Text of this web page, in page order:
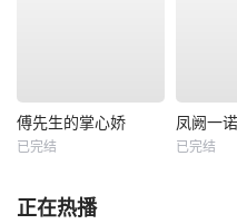
傅先生的掌心娇
已完结
凤阙一
已完结
正在热播